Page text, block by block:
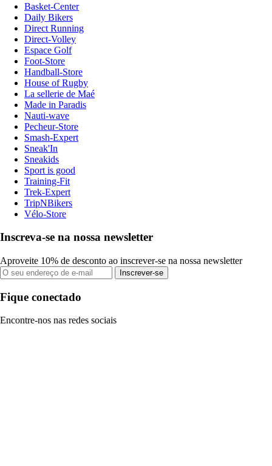
Basket-Center
Daily Bikers
Direct Running
Direct-Volley
Espace Golf
Foot-Store
Handball-Store
House of Rugby
La sellerie de Maé
Made in Paradis
Nauti-wave
Pecheur-Store
Smash-Expert
Sneak'In
Sneakids
Sport is good
Training-Fit
Trek-Expert
TripNBikers
Vélo-Store
Inscreva-se na nossa newsletter
Aproveite 10% de desconto ao inscrever-se na nossa newsletter
Inscrever-se
Fique conectado
Encontre-nos nas redes sociais